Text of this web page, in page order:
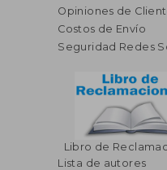
Opiniones de
Costos de Envío
Seguridad Redes
Libro de
Lista de autores